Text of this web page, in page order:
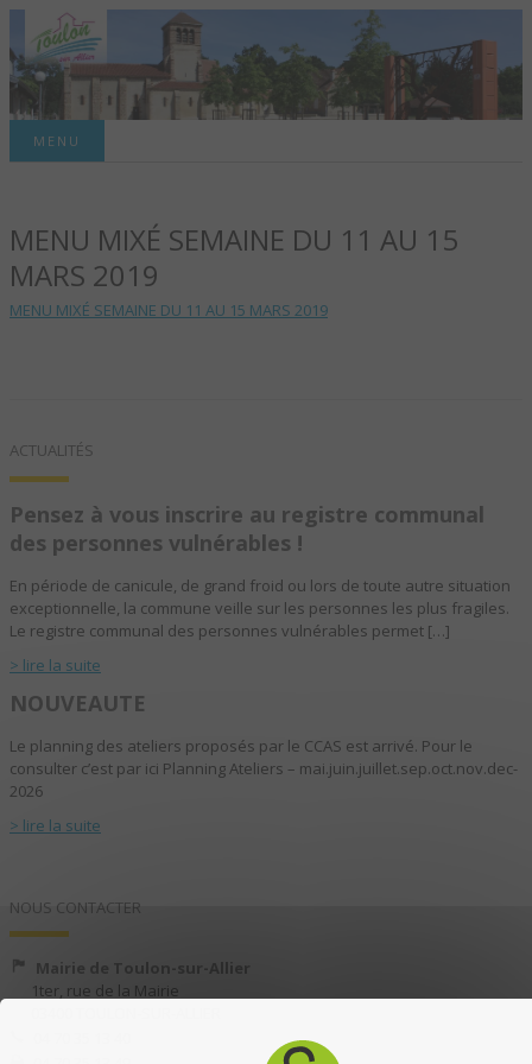
TOULON-SUR-
ALLIER – SITE
OFFICIEL DE LA
MENU
MENU MIXÉ SEMAINE DU 11 AU 15
MARS 2019
MENU MIXÉ SEMAINE DU 11 AU 15 MARS 2019
ACTUALITÉS
Pensez à vous inscrire au registre communal
des personnes vulnérables !
En période de canicule, de grand froid ou lors de toute autre situation
exceptionnelle, la commune veille sur les personnes les plus fragiles.
Le registre communal des personnes vulnérables permet […]
> lire la suite
NOUVEAUTE
Le planning des ateliers proposés par le CCAS est arrivé. Pour le
consulter c’est par ici Planning Ateliers – mai.juin.juillet.sep.oct.nov.dec-
2026
> lire la suite
NOUS CONTACTER
Mairie de Toulon-sur-Allier
1ter, rue de la Mairie